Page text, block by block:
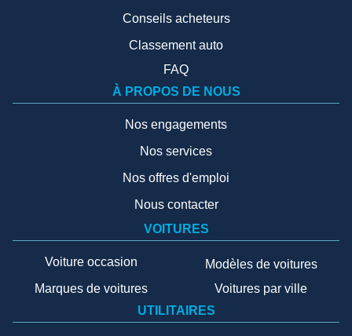
Conseils acheteurs
Classement auto
FAQ
À PROPOS DE NOUS
Nos engagements
Nos services
Nos offres d'emploi
Nous contacter
VOITURES
Voiture occasion
Marques de voitures
Modèles de voitures
Voitures par ville
UTILITAIRES